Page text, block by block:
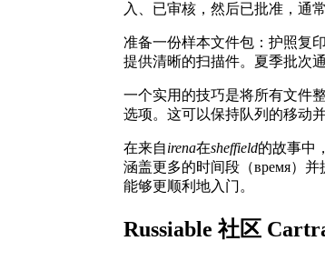
入、已审核，然后已批准，通
准备一份样本文件包：护照复
提供清晰的扫描件。夏季批次
一个实用的技巧是将所有文件
选项。这可以保持队列的移动
在来自irena在sheffield的故事中
涵盖更多的时间段（время）并
能够更顺利地入门。
Russiable 社区